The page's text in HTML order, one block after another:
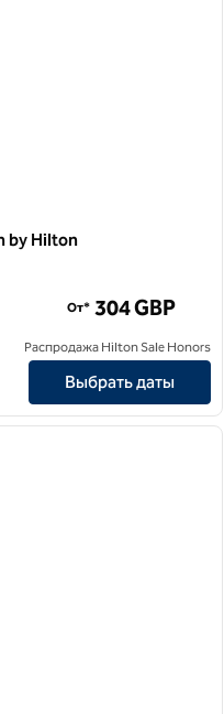
by Hilton
The BoTree London, Curio
От* 304 GBP
Распродажа Hilton Sale Honors
Выбрать даты
1/12